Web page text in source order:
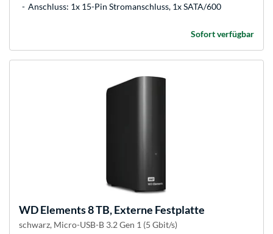
Anschluss: 1x 15-Pin Stromanschluss, 1x SATA/600
Sofort verfügbar
WDElements 8 TB, Externe Festplatte
schwarz, Micro-USB-B 3.2 Gen 1 (5 Gbit/s)